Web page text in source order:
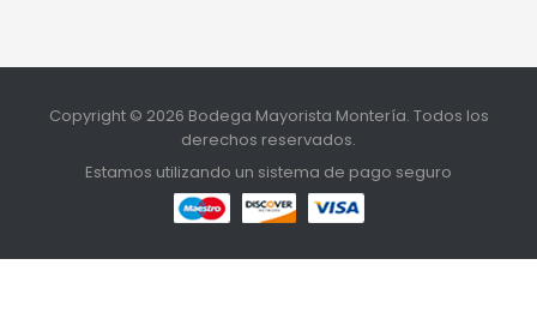
Copyright © 2026 Bodega Mayorista Montería. Todos los
derechos reservados.
Estamos utilizando un sistema de pago seguro